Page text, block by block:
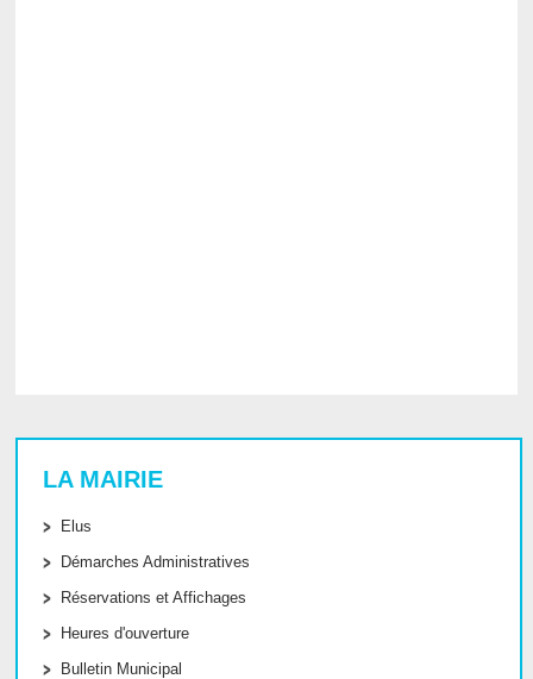
LA MAIRIE
Elus
Démarches Administratives
Réservations et Affichages
Heures d'ouverture
Bulletin Municipal